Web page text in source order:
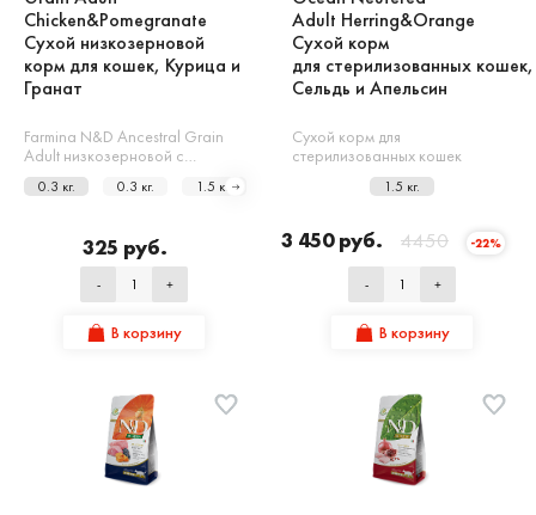
Chicken&Pomegranate
Сухой низкозерновой
корм для кошек, Курица и
Гранат
Farmina N&D Ancestral Grain
Adult низкозерновой с…
0.3 кг. 0.3 кг. 1.5 кг. 5 кг.
325 руб.
- +
В корзину
Adult Herring&Orange
Сухой корм
для стерилизованных кошек,
Сельдь и Апельсин
Сухой корм для
стерилизованных кошек
1.5 кг.
3 450 руб. 4450 -22%
- +
В корзину